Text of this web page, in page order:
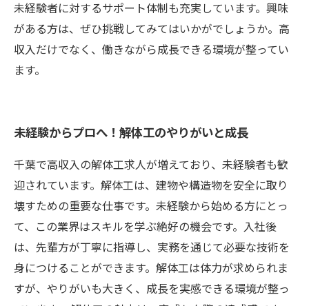
未経験者に対するサポート体制も充実しています。興味
がある方は、ぜひ挑戦してみてはいかがでしょうか。高
収入だけでなく、働きながら成長できる環境が整ってい
ます。
未経験からプロへ！解体工のやりがいと成長
千葉で高収入の解体工求人が増えており、未経験者も歓
迎されています。解体工は、建物や構造物を安全に取り
壊すための重要な仕事です。未経験から始める方にとっ
て、この業界はスキルを学ぶ絶好の機会です。入社後
は、先輩方が丁寧に指導し、実務を通じて必要な技術を
身につけることができます。解体工は体力が求められま
すが、やりがいも大きく、成長を実感できる環境が整っ